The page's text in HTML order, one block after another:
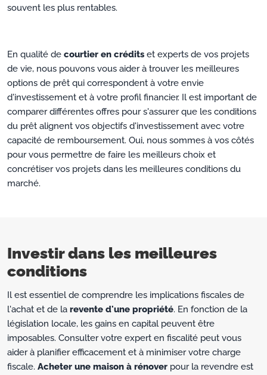
souvent les plus rentables.
En qualité de courtier en crédits et experts de vos projets
de vie, nous pouvons vous aider à trouver les meilleures
options de prêt qui correspondent à votre envie
d'investissement et à votre profil financier. Il est important de
comparer différentes offres pour s'assurer que les conditions
du prêt alignent vos objectifs d'investissement avec votre
capacité de remboursement. Oui, nous sommes à vos côtés
pour vous permettre de faire les meilleurs choix et
concrétiser vos projets dans les meilleures conditions du
marché.
Investir dans les meilleures
conditions
Il est essentiel de comprendre les implications fiscales de
l'achat et de la revente d'une propriété. En fonction de la
législation locale, les gains en capital peuvent être
imposables. Consulter votre expert en fiscalité peut vous
aider à planifier efficacement et à minimiser votre charge
fiscale. Acheter une maison à rénover pour la revendre est